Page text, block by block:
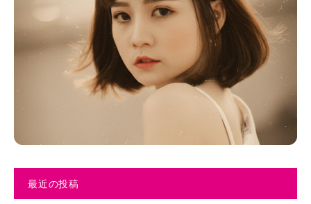
最近の投稿